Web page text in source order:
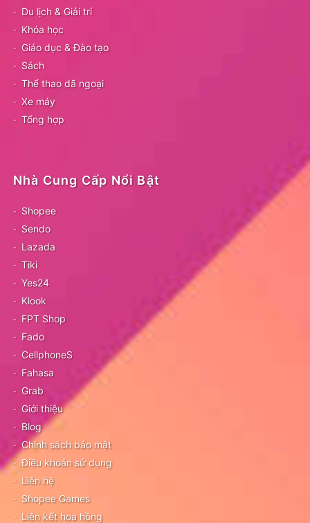
Du lịch & Giải trí
Khóa học
Giáo dục & Đào tạo
Sách
Thể thao dã ngoại
Xe máy
Tổng hợp
Nhà Cung Cấp Nổi Bật
Shopee
Sendo
Lazada
Tiki
Yes24
Klook
FPT Shop
Fado
CellphoneS
Fahasa
Grab
Giới thiệu
Blog
Chính sách bảo mật
Điều khoản sử dụng
Liên hệ
Shopee Games
Liên kết hoa hồng